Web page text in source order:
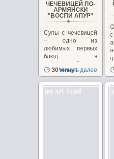
ЧЕЧЕВИЦЕЙ ПО-
АРМЯНСКИ
"ВОСПИ АПУР"
Супы с чечевицей
– одно из
любимых первых
блюд в
закавказской
кухне, в Армении...
30 минут
Читать далее